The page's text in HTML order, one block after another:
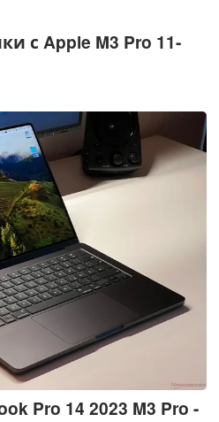
с Apple M3 Pro 11-
Pro 14 2023 M3 Pro -